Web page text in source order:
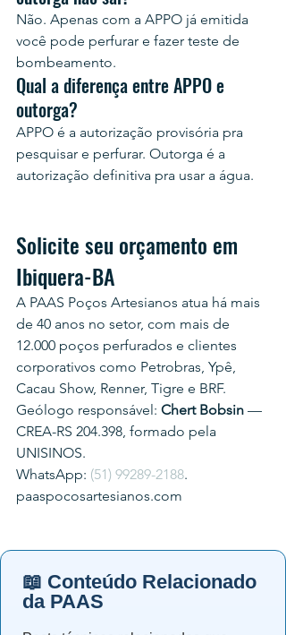
Não. Apenas com a APPO já emitida
você pode perfurar e fazer teste de
bombeamento.
Qual a diferença entre APPO e
outorga?
APPO é a autorização provisória pra
pesquisar e perfurar. Outorga é a
autorização definitiva pra usar a água.
Solicite seu orçamento em
Ibiquera-BA
A PAAS Poços Artesianos atua há mais
de 40 anos no setor, com mais de
12.000 poços perfurados e clientes
corporativos como Petrobras, Ypê,
Cacau Show, Renner, Tigre e BRF.
Geólogo responsável: Chert Bobsin —
CREA-RS 204.398, formado pela
UNISINOS.
WhatsApp: (51) 99289-2188.
paaspocosartesianos.com
📖 Conteúdo Relacionado
da PAAS